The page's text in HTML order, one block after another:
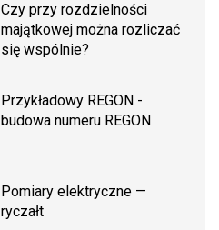
Czy przy rozdzielności
majątkowej można rozliczać
się wspólnie?
Przykładowy REGON -
budowa numeru REGON
Pomiary elektryczne —
ryczałt